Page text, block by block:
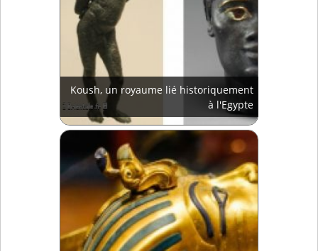
Koush, un royaume lié historiquement
à l'Egypte